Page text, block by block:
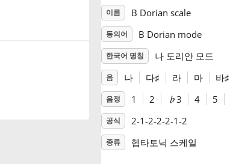
이름 B Dorian scale
동의어 B Dorian mode
한국어 명칭 나 도리안 모드
음 나 다♯ 라 마 바♯
음정 1 2 ♭3 4 5
공식 2-1-2-2-2-1-2
종류 헵타토닉 스케일